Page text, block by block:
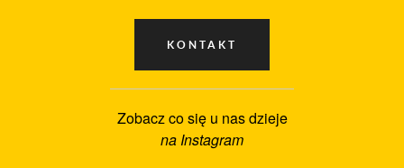
Zobacz co się u nas dzieje
na Instagram